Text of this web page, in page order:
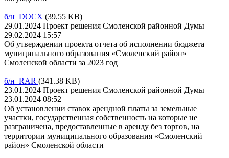
б/н DOCX (39.55 KB)
29.01.2024 Проект решения Смоленской районной Думы
29.02.2024 15:57
Об утверждении проекта отчета об исполнении бюджета
муниципального образования «Смоленский район»
Смоленской области за 2023 год
б/н RAR (341.38 KB)
23.01.2024 Проект решения Смоленской районной Думы
23.01.2024 08:52
Об установлении ставок арендной платы за земельные
участки, государственная собственность на которые не
разграничена, предоставленные в аренду без торгов, на
территории муниципального образования «Смоленский
район» Смоленской области